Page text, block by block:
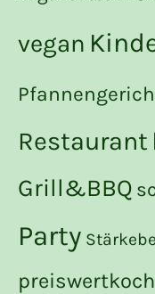
vegan
Restaurant
Grill&BBQ
Party